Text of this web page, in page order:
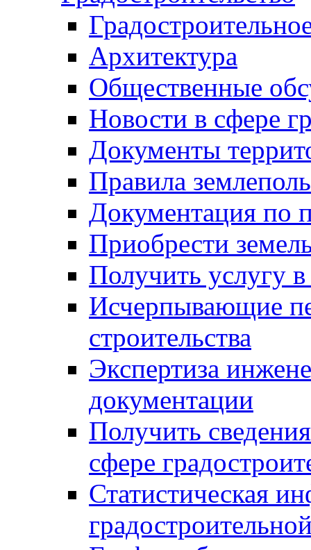
Архитектура
Общественные
Новости в сфере
Документы
Правила
Документация по
Приобрести
Получить услугу в
Исчерпывающие
строительства
Экспертиза
документации
Получить
сфере
Статистическая